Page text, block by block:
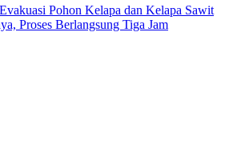
Pohon Kelapa dan Kelapa Sawit
Proses Berlangsung Tiga Jam